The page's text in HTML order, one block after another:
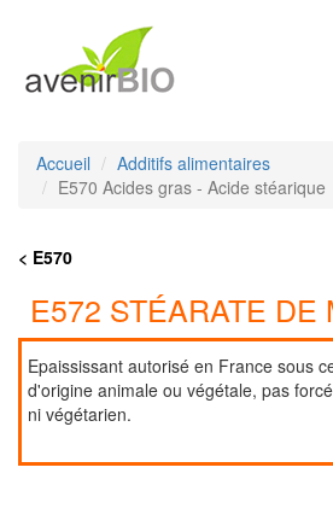
Accueil
Additifs alimentaires
E570 Acides gras - Acide stéarique
< E570
E572 STÉARATE DE
Epaississant autorisé en France sous
d'origine animale ou végétale, pas
ni végétarien.